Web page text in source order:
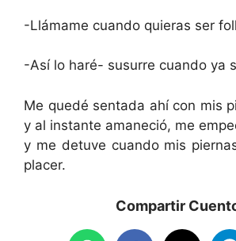
-Llámame cuando quieras ser
-Así lo haré- susurre cuando ya
Me quedé sentada ahí con mis
y al instante amaneció, me
y me detuve cuando mis
placer.
Compartir